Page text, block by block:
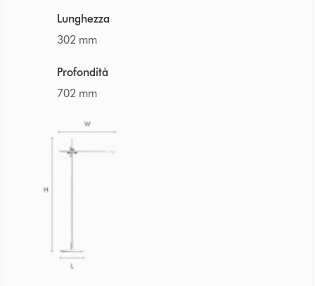
Lunghezza
302 mm
Profondità
702 mm